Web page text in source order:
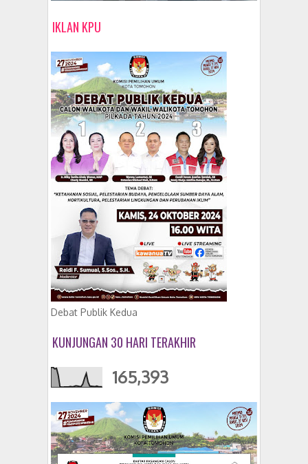
IKLAN KPU
Debat Publik Kedua
KUNJUNGAN 30 HARI TERAKHIR
165,393